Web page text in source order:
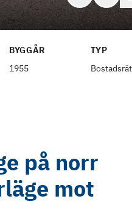
BYGGÅR
1955
TYP
på norr
mot